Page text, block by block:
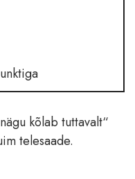
kõlab tuttavalt“
telesaade.